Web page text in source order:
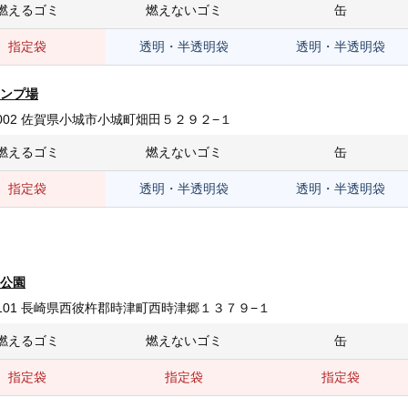
えるゴミ
指定袋
燃えないゴミ
透明・半透明袋
缶
透明・半透明袋
プ場
佐賀県小城市小城町畑田５２９２−１
えるゴミ
指定袋
燃えないゴミ
透明・半透明袋
缶
透明・半透明袋
園
長崎県西彼杵郡時津町西時津郷１３７９−１
えるゴミ
指定袋
燃えないゴミ
指定袋
缶
指定袋